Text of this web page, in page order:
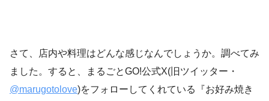
さて、店内や料理はどんな感じなんでしょうか。調べてみ
ました。すると、まるごとGO!公式X(旧ツイッター・
@marugotolove)をフォローしてくれている『お好み焼き